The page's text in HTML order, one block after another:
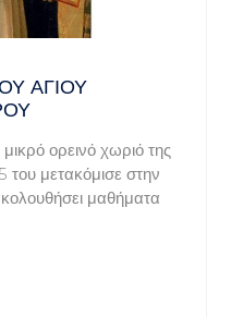
ΑΓΙΟΥ
ορεινό χωριό της
του μετακόμισε στην
μαθήματα